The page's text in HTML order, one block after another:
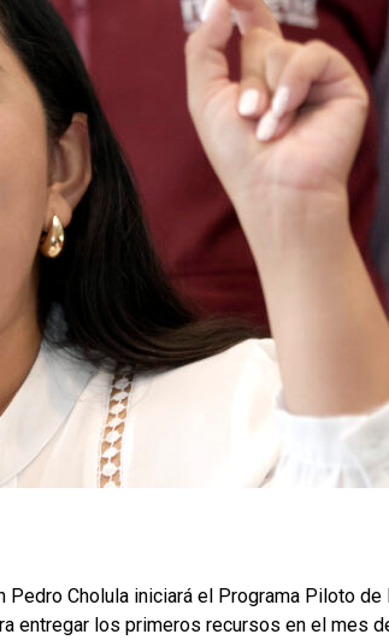
Cholula iniciará el Programa Piloto de
entregar los primeros recursos en el mes